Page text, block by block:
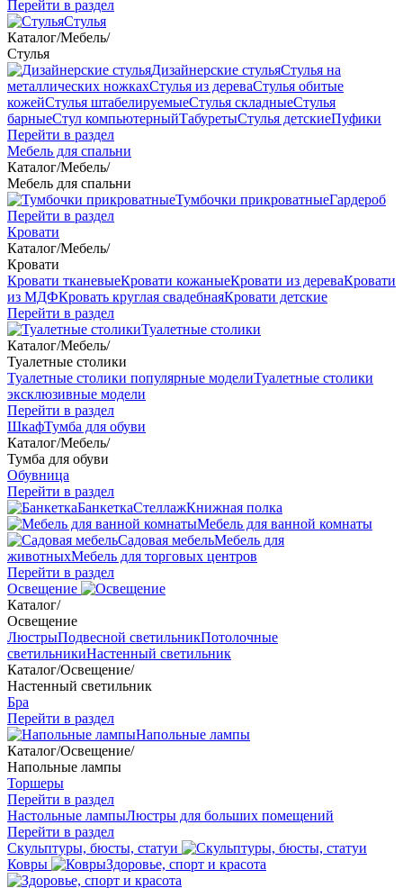
Перейти в раздел
Стулья
Каталог/Мебель/
Стулья
Дизайнерские стульяСтулья на
металлических ножкахСтулья из дереваСтулья обитые
кожейСтулья штабелируемыеСтулья складныеСтулья
барныеСтул компьютерныйТабуретыСтулья детскиеПуфики
Перейти в раздел
Мебель для спальни
Каталог/Мебель/
Мебель для спальни
Тумбочки прикроватныеГардероб
Перейти в раздел
Кровати
Каталог/Мебель/
Кровати
Кровати тканевыеКровати кожаныеКровати из дереваКровати
из МДФКровать круглая свадебнаяКровати детские
Перейти в раздел
Туалетные столики
Каталог/Мебель/
Туалетные столики
Туалетные столики популярные моделиТуалетные столики
эксклюзивные модели
Перейти в раздел
ШкафТумба для обуви
Каталог/Мебель/
Тумба для обуви
Обувница
Перейти в раздел
БанкеткаСтеллажКнижная полка
Мебель для ванной комнаты
Садовая мебельМебель для
животныхМебель для торговых центров
Перейти в раздел
Освещение
Каталог/
Освещение
ЛюстрыПодвесной светильникПотолочные
светильникиНастенный светильник
Каталог/Освещение/
Настенный светильник
Бра
Перейти в раздел
Напольные лампы
Каталог/Освещение/
Напольные лампы
Торшеры
Перейти в раздел
Настольные лампыЛюстры для больших помещений
Перейти в раздел
Скульптуры, бюсты, статуи
Ковры
Здоровье, спорт и красота